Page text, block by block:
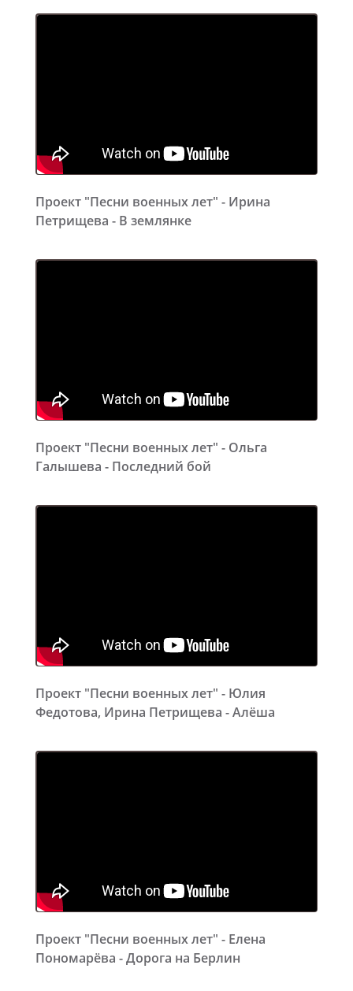
Проект "Песни военных лет" - Ирина
Петрищева - В землянке
Проект "Песни военных лет" - Ольга
Галышева - Последний бой
Проект "Песни военных лет" - Юлия
Федотова, Ирина Петрищева - Алёша
Проект "Песни военных лет" - Елена
Пономарёва - Дорога на Берлин